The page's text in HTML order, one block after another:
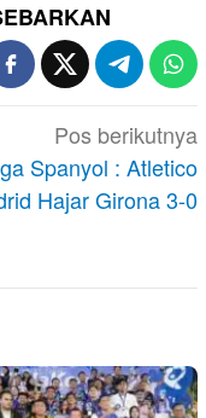
Pos berikutnya
Spanyol : Atletico
Hajar Girona 3-0